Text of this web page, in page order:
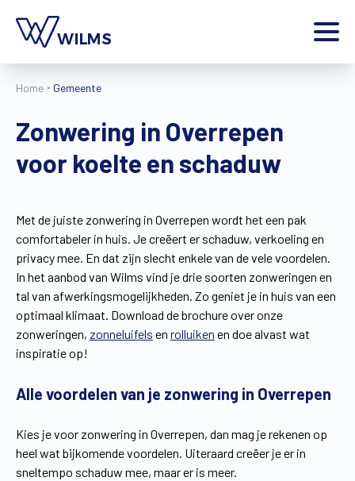
Home
Contact
Extra
Jobs
Wilms World
NL
Home Gemeente
Zonwering in Overrepen
voor koelte en schaduw
Met de juiste zonwering in Overrepen wordt het een pak
comfortabeler in huis. Je creëert er schaduw, verkoeling en
privacy mee. En dat zijn slecht enkele van de vele voordelen.
In het aanbod van Wilms vind je drie soorten zonweringen en
tal van afwerkingsmogelijkheden. Zo geniet je in huis van een
optimaal klimaat. Download de brochure over onze
zonweringen, zonneluifels en rolluiken en doe alvast wat
inspiratie op!
Alle voordelen van je zonwering in Overrepen
Kies je voor zonwering in Overrepen, dan mag je rekenen op
heel wat bijkomende voordelen. Uiteraard creëer je er in
sneltempo schaduw mee, maar er is meer.